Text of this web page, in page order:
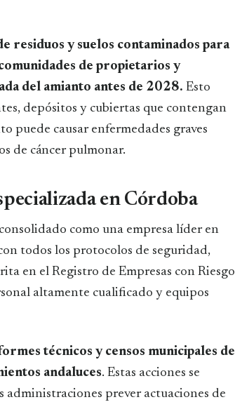
y suelos contaminados para
de propietarios y
del amianto antes de 2028. Esto
depósitos y cubiertas que contengan
puede causar enfermedades graves
de cáncer pulmonar.
en Córdoba
como una empresa líder en
todos los protocolos de seguridad,
en el Registro de Empresas con Riesgo
altamente cualificado y equipos
técnicos y censos municipales de
andaluces. Estas acciones se
administraciones prever actuaciones de